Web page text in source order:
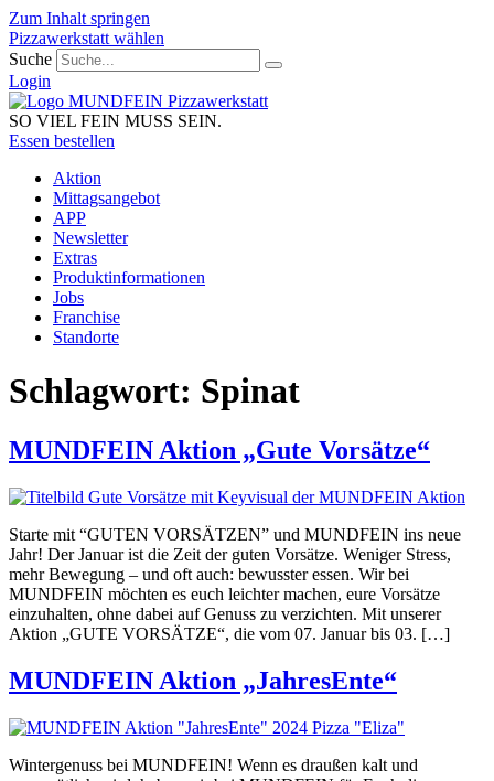
Zum Inhalt springen
Pizzawerkstatt wählen
Suche
Login
SO VIEL FEIN MUSS SEIN.
Essen bestellen
Aktion
Mittagsangebot
APP
Newsletter
Extras
Produktinformationen
Jobs
Franchise
Standorte
Schlagwort: Spinat
MUNDFEIN Aktion „Gute Vorsätze“
Starte mit “GUTEN VORSÄTZEN” und MUNDFEIN ins neue
Jahr! Der Januar ist die Zeit der guten Vorsätze. Weniger Stress,
mehr Bewegung – und oft auch: bewusster essen. Wir bei
MUNDFEIN möchten es euch leichter machen, eure Vorsätze
einzuhalten, ohne dabei auf Genuss zu verzichten. Mit unserer
Aktion „GUTE VORSÄTZE“, die vom 07. Januar bis 03. […]
MUNDFEIN Aktion „JahresEnte“
Wintergenuss bei MUNDFEIN! Wenn es draußen kalt und